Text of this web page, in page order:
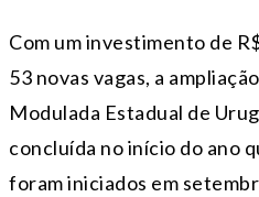
Com um investimento de
53 novas vagas, a
Modulada Estadual de
concluída no início do ano
foram iniciados em